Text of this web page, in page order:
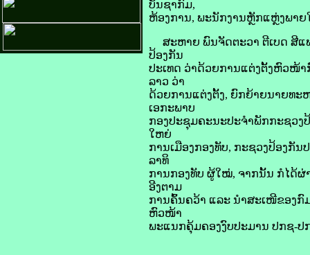
ບັນຊາກົມ,
ຫ້ອງການ, ພະນັກງານຫຼັກແຫຼ່ງພາ
ສະຫາຍ ພົນຈັດຕະວາ ຕີເບດ ສີແ
ປ້ອງກັນ
ປະເທດ ວ່າດ້ວຍການແຕ່ງຕັ້ງຫົວໜ້
ລາວ ວ່າ
ດ້ວຍການແຕ່ງຕັ້ງ, ຍົກຍ້າຍນາຍທະ
ເອກະພາບ
ກອງປະຊຸມຄະນະປະຈໍາພັກກະຊວງ
ໃຫຍ່
ການເມືອງກອງທັບ, ກະຊວງປ້ອງກັ
ລາທິ
ການກອງທັບ ຜູ້ໃໝ່, ຈາກນັ້ນ ກໍໄດ້ຜ່
ອີງຕາມ
ການຄົ້ນຄວ້າ ແລະ ນໍາສະເໜີຂອງກົ
ຫົວໜ້າ
ພະແນກຄຸ້ມຄອງງົບປະມານ ປກຊ-ປ